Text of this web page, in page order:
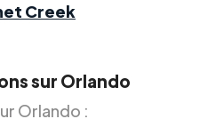
Creek
sur Orlando
Orlando :